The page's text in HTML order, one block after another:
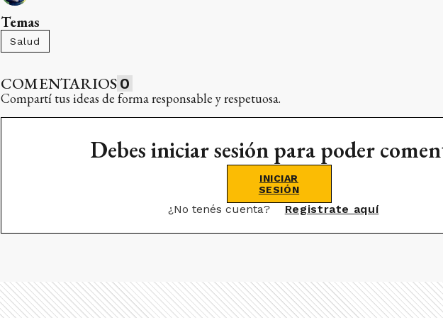
Temas
Salud
COMENTARIOS 0
Compartí tus ideas de forma responsable y respetuosa.
Debes iniciar sesión para poder
INICIAR
SESIÓN
¿No tenés cuenta? Registrate aquí